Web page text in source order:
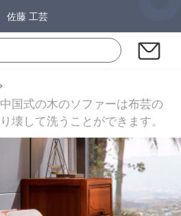
佐藤 工芸
国式の木のソファーは布芸の
壊して洗うことができます。